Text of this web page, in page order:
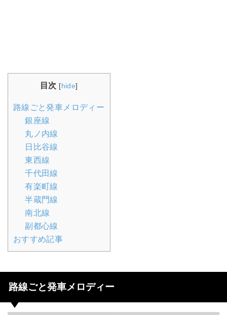
目次 [hide]
路線ごと発車メロディー
銀座線
丸ノ内線
日比谷線
東西線
千代田線
有楽町線
半蔵門線
南北線
副都心線
おすすめ記事
路線ごと発車メロディー